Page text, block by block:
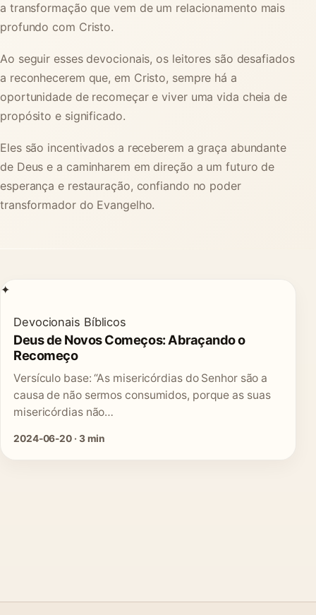
a transformação que vem de um relacionamento mais
profundo com Cristo.
Ao seguir esses devocionais, os leitores são desafiados
a reconhecerem que, em Cristo, sempre há a
oportunidade de recomeçar e viver uma vida cheia de
propósito e significado.
Eles são incentivados a receberem a graça abundante
de Deus e a caminharem em direção a um futuro de
esperança e restauração, confiando no poder
transformador do Evangelho.
✦
Devocionais Bíblicos
Deus de Novos Começos: Abraçando o
Recomeço
Versículo base: “As misericórdias do Senhor são a
causa de não sermos consumidos, porque as suas
misericórdias não…
2024-06-20 · 3 min